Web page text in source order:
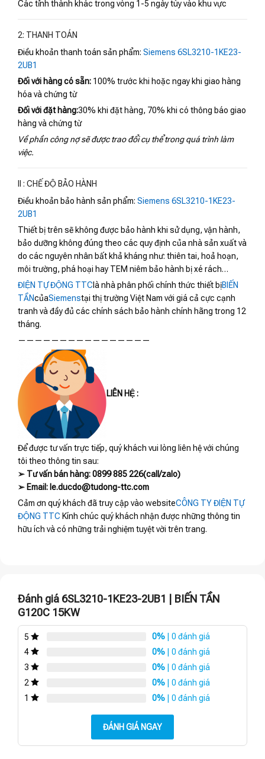
Các tỉnh thành khác trong vòng 1-5 ngày tùy vào khu vực
2: THANH TOÁN
Điều khoản thanh toán sản phẩm: Siemens 6SL3210-1KE23-
2UB1
Đối với hàng có sẵn: 100% trước khi hoặc ngay khi giao hàng
hóa và chứng từ
Đối với đặt hàng:30% khi đặt hàng, 70% khi có thông báo giao
hàng và chứng từ
Về phần công nợ sẽ được trao đổi cụ thể trong quá trình làm
việc.
II : CHẾ ĐỘ BẢO HÀNH
Điều khoản bảo hành sản phẩm: Siemens 6SL3210-1KE23-
2UB1
Thiết bị trên sẽ không được bảo hành khi sử dụng, vận hành,
bảo dưỡng không đúng theo các quy định của nhà sản xuất và
do các nguyên nhân bất khả kháng như: thiên tai, hoả hoạn,
môi trường, phá hoại hay TEM niêm bảo hành bị xé rách…
ĐIỆN TỰ ĐỘNG TTC là nhà phân phối chính thức thiết bịBIẾN
TẦNcủaSiemenstại thị trường Việt Nam với giá cả cực cạnh
tranh và đầy đủ các chính sách bảo hành chính hãng trong 12
tháng.
————————————————
LIÊN HỆ :
Để được tư vấn trực tiếp, quý khách vui lòng liên hệ với chúng
tôi theo thông tin sau:
➢ Tư vấn bán hàng: 0899 885 226(call/zalo)
➢ Email: le.ducdo@tudong-ttc.com
Cảm ơn quý khách đã truy cập vào websiteCÔNG TY ĐIỆN TỰ
ĐỘNG TTC Kính chúc quý khách nhận được những thông tin
hữu ích và có những trải nghiệm tuyệt vời trên trang.
Đánh giá 6SL3210-1KE23-2UB1 | BIẾN TẦN
G120C 15KW
5 0% | 0 đánh giá
4
0% | 0 đánh giá
3
0% | 0 đánh giá
2
0% | 0 đánh giá
1
0% | 0 đánh giá
ĐÁNH GIÁ NGAY